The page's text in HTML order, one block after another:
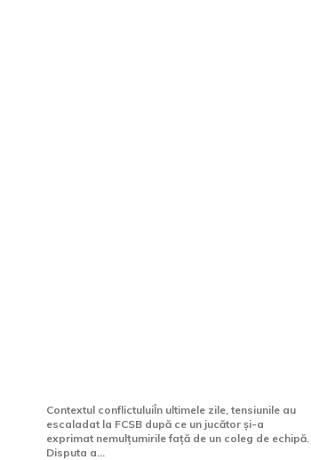
Contextul conflictuluiÎn ultimele zile, tensiunile au
escaladat la FCSB după ce un jucător și-a
exprimat nemulțumirile față de un coleg de echipă.
Disputa a...